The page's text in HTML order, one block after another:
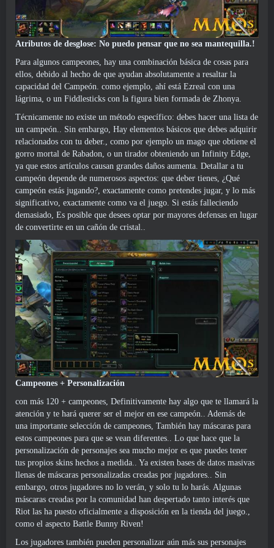
Atributos de desglose: No puedo pensar que no sea mantequilla.!
Para algunos campeones, hay una combinación básica de cosas para
ellos, debido al hecho de que ayudan absolutamente a resaltar la
capacidad del Campeón. como ejemplo, ahí está Ezreal con una
lágrima, o un Fiddlesticks con la figura bien formada de Zhonya.
Técnicamente no existe un método específico: debes hacer una lista de
un campeón.. Sin embargo, Hay elementos básicos que debes adquirir
relacionados con tu deber., como por ejemplo un mago que obtiene el
gorro mortal de Rabadon, o un tirador obteniendo un Infinity Edge,
ya que estos artículos causan grandes daños aumenta. Detallar a tu
campeón depende de numerosos aspectos: que deber tienes, ¿Qué
campeón estás jugando?, exactamente como pretendes jugar, y lo más
significativo, exactamente como va el juego. Si estás falleciendo
demasiado, Es posible que desees optar por mayores defensas en lugar
de convertirte en un cañón de cristal..
Campeones + Personalización
con más 120 + campeones, Definitivamente hay algo que te llamará la
atención y te hará querer ser el mejor en ese campeón.. Además de
una importante selección de campeones, También hay máscaras para
estos campeones para que se vean diferentes.. Lo que hace que la
personalización de personajes sea mucho mejor es que puedes tener
tus propios skins hechos a medida.. Ya existen bases de datos masivas
llenas de máscaras personalizadas creadas por jugadores.. Sin
embargo, otros jugadores no lo verán, y solo tu lo harás. Algunas
máscaras creadas por la comunidad han despertado tanto interés que
Riot las ha puesto oficialmente a disposición en la tienda del juego.,
como el aspecto Battle Bunny Riven!
Los jugadores también pueden personalizar aún más sus personajes